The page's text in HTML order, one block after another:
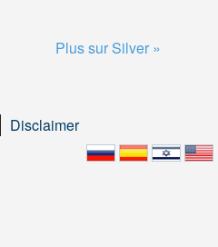
Plus sur Silver »
Disclaimer